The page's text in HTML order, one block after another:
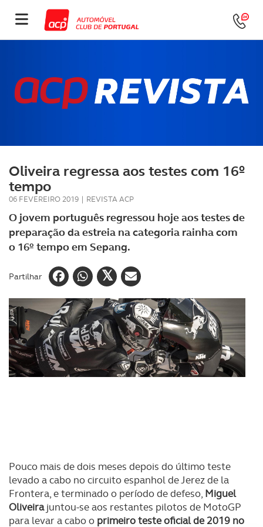
Oliveira regressa aos testes com 16º
tempo
06 FEVEREIRO 2019 | REVISTA ACP
O jovem português regressou hoje aos testes de
preparação da estreia na categoria rainha com
o 16º tempo em Sepang.
Partilhar
Pouco mais de dois meses depois do último teste
levado a cabo no circuito espanhol de Jerez de la
Frontera, e terminado o período de defeso, Miguel
Oliveirajuntou-se aos restantes pilotos de MotoGP
para levar a cabo o primeiro teste oficial de 2019 no